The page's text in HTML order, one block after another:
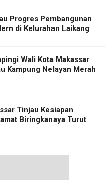
Progres Pembangunan
di Kelurahan Laikang
Wali Kota Makassar
Kampung Nelayan Merah
Tinjau Kesiapan
Biringkanaya Turut